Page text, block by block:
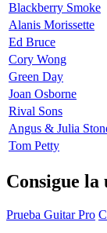
Blackberry Smoke
Alanis Morissette
Ed Bruce
Cory Wong
Green Day
Joan Osborne
Rival Sons
Angus & Julia
Tom Petty
Consigue
Prueba Guitar Pro